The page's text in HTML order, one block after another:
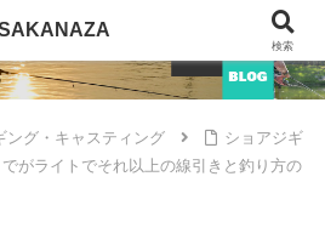
SAKANAZA
ング・キャスティング
ショアジギ
がライトでそれ以上の線引きと釣り方の
検索